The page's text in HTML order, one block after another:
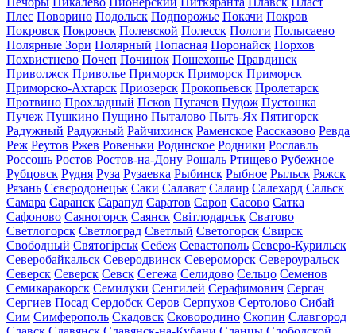
Плес Поворино Подольск Подпорожье Покачи Покров
Покровск Покровск Полевской Полесск Пологи Полысаево
Полярные Зори Полярный Попасная Поронайск Порхов
Похвистнево Почеп Починок Пошехонье Правдинск
Приволжск Приволье Приморск Приморск Приморск
Приморско-Ахтарск Приозерск Прокопьевск Пролетарск
Протвино Прохладный Псков Пугачев Пудож Пустошка
Пучеж Пушкино Пущино Пыталово Пыть-Ях Пятигорск
Радужный Радужный Райчихинск Раменское Рассказово Ревда
Реж Реутов Ржев Ровеньки Родинское Родники Рославль
Россошь Ростов Ростов-на-Дону Рошаль Ртищево Рубежное
Рубцовск Рудня Руза Рузаевка Рыбинск Рыбное Рыльск Ряжск
Рязань Сєвєродонецьк Саки Салават Салаир Салехард Сальск
Самара Саранск Сарапул Саратов Саров Сасово Сатка
Сафоново Саяногорск Саянск Світлодарськ Сватово
Светлогорск Светлоград Светлый Светогорск Свирск
Свободный Святогірськ Себеж Севастополь Северо-Курильск
Северобайкальск Северодвинск Североморск Североуральск
Северск Северск Севск Сегежа Селидово Сельцо Семенов
Семикаракорск Семилуки Сенгилей Серафимович Сергач
Сергиев Посад Сердобск Серов Серпухов Сертолово Сибай
Сим Симферополь Скадовск Сковородино Скопин Славгород